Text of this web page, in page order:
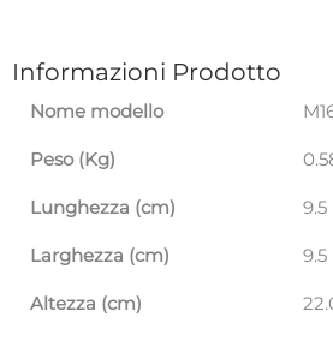
Informazioni Prodotto
Nome modello
Peso (Kg)
Lunghezza (cm) 9.5
Larghezza (cm) 9.5
Altezza (cm)